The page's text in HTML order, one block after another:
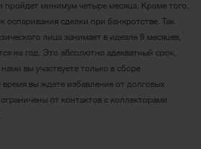
пройдет минимум четыре месяца. Кроме того,
оспаривания сделки при банкротстве. Так
лица занимает в идеале 8 месяцев,
на год. Это абсолютно адекватный срок,
вы участвуете только в сборе
вы ждете избавление от долговых
от контактов с коллекторами